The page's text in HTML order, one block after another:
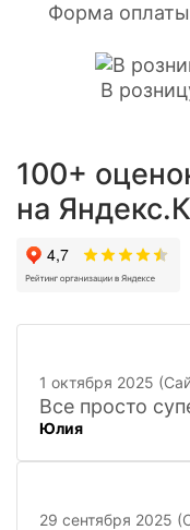
Форма
В
100+
на
1 октября 2025
Все просто
Юлия
29 сентября 2025